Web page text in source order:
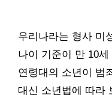
우리나라는 형사 미
나이 기준이 만 10
연령대의 소년이 범
대신 소년법에 따라